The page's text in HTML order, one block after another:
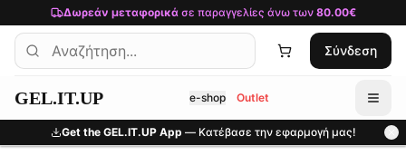
Μετάβαση στο κύριο περιεχόμενο
Δωρεάν μεταφορικάσε παραγγελίες άνω των 80.00€
Σύνδεση
GEL.IT.UP e-shop Outlet
Get the GEL.IT.UP App — Κατέβασε την εφαρμογή μας!